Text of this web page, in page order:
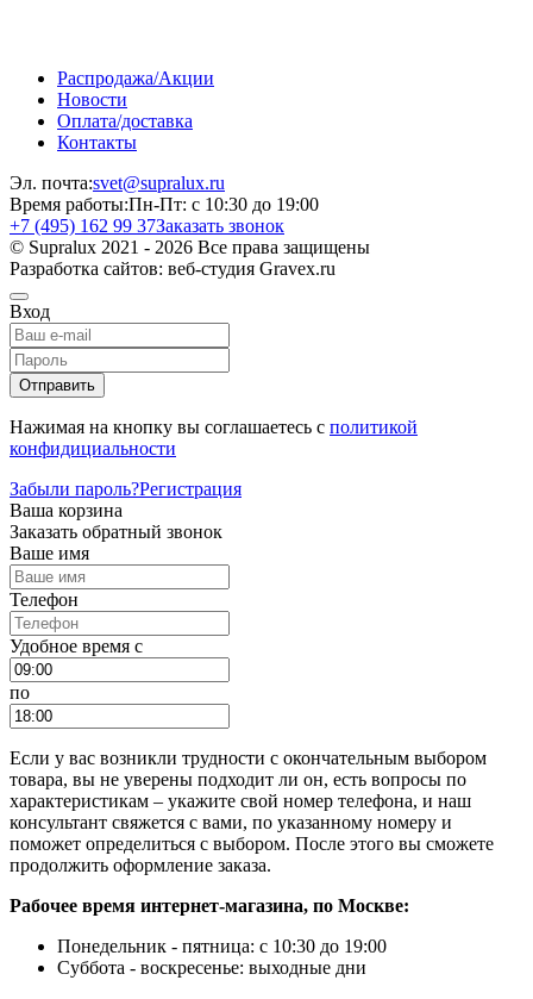
Распродажа/Акции
Новости
Оплата/доставка
Контакты
Эл. почта:svet@supralux.ru
Время работы:Пн-Пт: с 10:30 до 19:00
+7 (495) 162 99 37Заказать звонок
© Supralux 2021 - 2026 Все права защищены
Разработка сайтов: веб-студия Gravex.ru
Вход
Отправить
Нажимая на кнопку вы соглашаетесь с политикой
конфидициальности
Забыли пароль?Регистрация
Ваша корзина
Заказать обратный звонок
Ваше имя
Телефон
Удобное время c
по
Если у вас возникли трудности с окончательным выбором
товара, вы не уверены подходит ли он, есть вопросы по
характеристикам – укажите свой номер телефона, и наш
консультант свяжется с вами, по указанному номеру и
поможет определиться с выбором. После этого вы сможете
продолжить оформление заказа.
Рабочее время интернет-магазина, по Москве:
Понедельник - пятница: с 10:30 до 19:00
Суббота - воскресенье: выходные дни